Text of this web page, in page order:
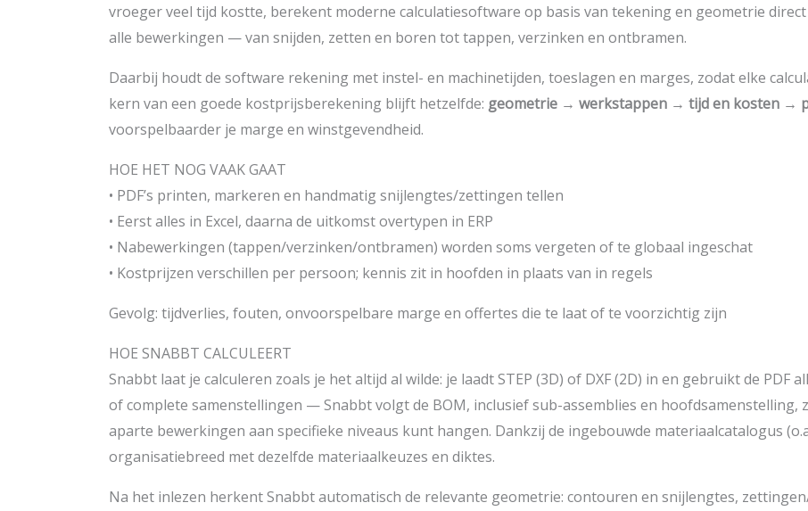
vroeger veel tijd kostte, berekent moderne calculatiesoftware op basis van tekening en geometrie
alle bewerkingen — van snijden, zetten en boren tot tappen, verzinken en ontbramen.
Daarbij houdt de software rekening met instel- en machinetijden, toeslagen en marges, zodat elke
kern van een goede kostprijsberekening blijft hetzelfde: geometrie → werkstappen → tijd en kosten →
voorspelbaarder je marge en winstgevendheid.
HOE HET NOG VAAK GAAT
• PDF’s printen, markeren en handmatig snijlengtes/zettingen tellen
• Eerst alles in Excel, daarna de uitkomst overtypen in ERP
• Nabewerkingen (tappen/verzinken/ontbramen) worden soms vergeten of te globaal ingeschat
• Kostprijzen verschillen per persoon; kennis zit in hoofden in plaats van in regels
Gevolg: tijdverlies, fouten, onvoorspelbare marge en offertes die te laat of te voorzichtig zijn
HOE SNABBT CALCULEERT
Snabbt laat je calculeren zoals je het altijd al wilde: je laadt STEP (3D) of DXF (2D) in en gebruikt de PDF
of complete samenstellingen — Snabbt volgt de BOM, inclusief sub-assemblies en hoofdsamenstelling,
aparte bewerkingen aan specifieke niveaus kunt hangen. Dankzij de ingebouwde materiaalcatalogus
organisatiebreed met dezelfde materiaalkeuzes en diktes.
Na het inlezen herkent Snabbt automatisch de relevante geometrie: contouren en snijlengtes,